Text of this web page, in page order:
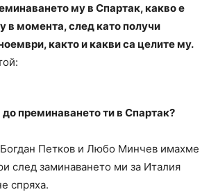
му в Спартак, какво е
в момента, след като получи
както и какви са целите му.
до преминаването ти в Спартак?
Петков и Любо Минчев имахме
след заминаването ми за Италия
спряха.